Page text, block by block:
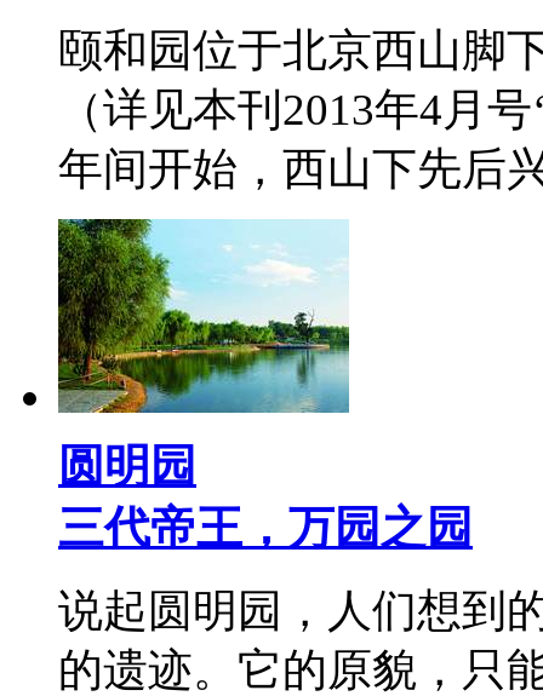
颐和园位于北京西山脚
（详见本刊2013年4月
年间开始，西山下先
圆明园
三代帝王，万园之园
说起圆明园，人们想到
的遗迹。它的原貌，只